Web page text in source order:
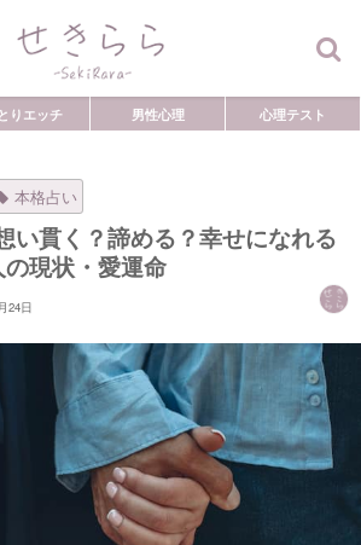
りエッチ 男性心理 心理テスト
本格占い
い貫く？諦める？幸せになれる
現状・愛運命
24日